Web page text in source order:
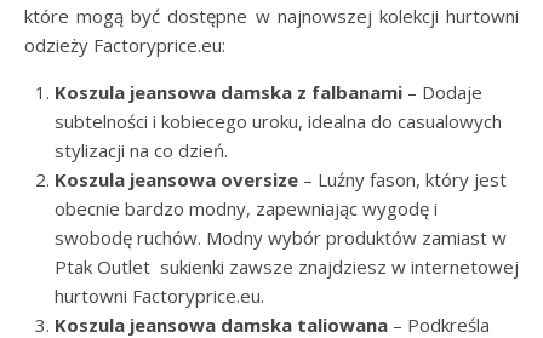
które mogą być dostępne w najnowszej kolekcji hurtowni
odzieży Factoryprice.eu:
Koszula jeansowa damska z falbanami – Dodaje
subtelności i kobiecego uroku, idealna do casualowych
stylizacji na co dzień.
Koszula jeansowa oversize – Luźny fason, który jest
obecnie bardzo modny, zapewniając wygodę i
swobodę ruchów. Modny wybór produktów zamiast w
Ptak Outlet sukienki zawsze znajdziesz w internetowej
hurtowni Factoryprice.eu.
Koszula jeansowa damska taliowana – Podkreśla